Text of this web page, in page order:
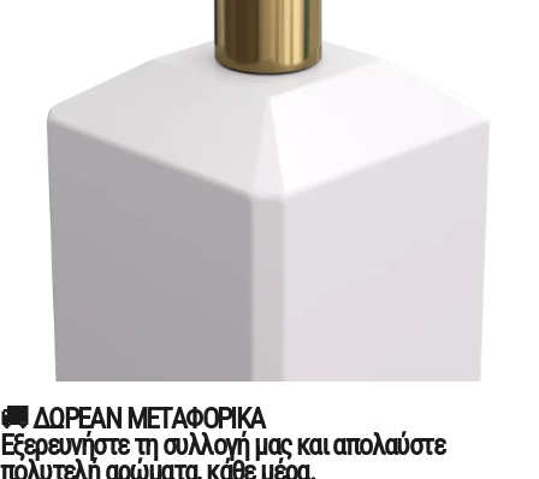
🚚 ΔΩΡΕΑΝ ΜΕΤΑΦΟΡΙΚΑ
Εξερευνήστε τη συλλογή μας και απολαύστε
πολυτελή αρώματα, κάθε μέρα.